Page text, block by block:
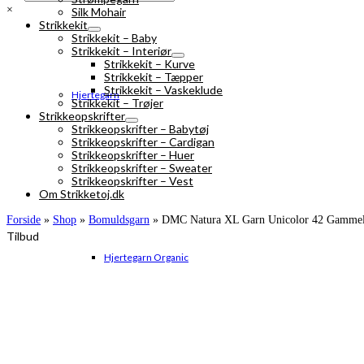
Hjertegarn
Hjertegarn Organic
×
Silk Mohair
Strikkekit
Strikkekit – Baby
Strikkekit – Interiør
Strikkekit – Kurve
Strikkekit – Tæpper
Strikkekit – Vaskeklude
Strikkekit – Trøjer
Strikkeopskrifter
Strikkeopskrifter – Babytøj
Strikkeopskrifter – Cardigan
Strikkeopskrifter – Huer
Strikkeopskrifter – Sweater
Strikkeopskrifter – Vest
Om Strikketoj.dk
Forside » Shop » Bomuldsgarn » DMC Natura XL Garn Unicolor 42
Tilbud